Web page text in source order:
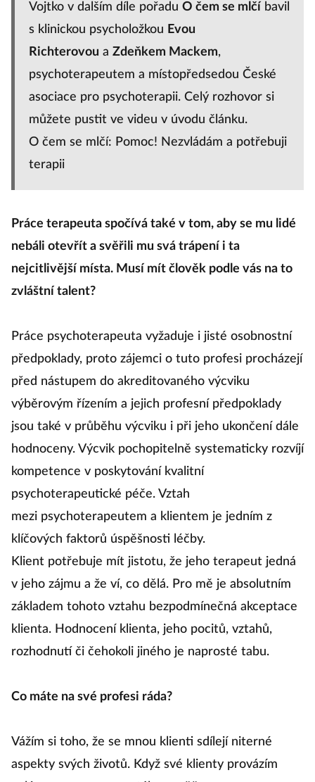
Vojtko v dalším díle pořadu O čem se mlčí bavil
s klinickou psycholožkou Evou
Richterovou a Zdeňkem Mackem,
psychoterapeutem a místopředsedou České
asociace pro psychoterapii. Celý rozhovor si
můžete pustit ve videu v úvodu článku.
O čem se mlčí: Pomoc! Nezvládám a potřebuji
terapii
Práce terapeuta spočívá také v tom, aby se mu lidé
nebáli otevřít a svěřili mu svá trápení i ta
nejcitlivější místa. Musí mít člověk podle vás na to
zvláštní talent?
Práce psychoterapeuta vyžaduje i jisté osobnostní
předpoklady, proto zájemci o tuto profesi procházejí
před nástupem do akreditovaného výcviku
výběrovým řízením a jejich profesní předpoklady
jsou také v průběhu výcviku i při jeho ukončení dále
hodnoceny. Výcvik pochopitelně systematicky rozvíjí
kompetence v poskytování kvalitní
psychoterapeutické péče. Vztah
mezi psychoterapeutem a klientem je jedním z
klíčových faktorů úspěšnosti léčby.
Klient potřebuje mít jistotu, že jeho terapeut jedná
v jeho zájmu a že ví, co dělá. Pro mě je absolutním
základem tohoto vztahu bezpodmínečná akceptace
klienta. Hodnocení klienta, jeho pocitů, vztahů,
rozhodnutí či čehokoli jiného je naprosté tabu.
Co máte na své profesi ráda?
Vážím si toho, že se mnou klienti sdílejí niterné
aspekty svých životů. Když své klienty provázím